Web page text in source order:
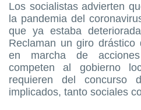
Los socialistas advierten
la pandemia del
que ya estaba
Reclaman un giro
en marcha de
competen al gobierno
requieren del concurso
implicados, tanto sociales